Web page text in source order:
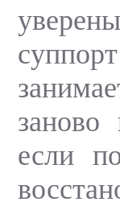
заново
если